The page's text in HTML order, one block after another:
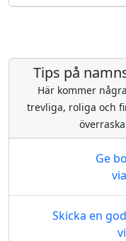
Tips på
Här kommer
trevliga, roliga och
Ge
Skicka en